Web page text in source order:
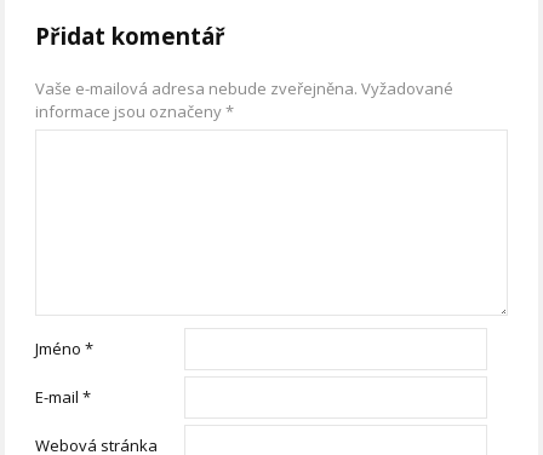
Přidat komentář
Vaše e-mailová adresa nebude zveřejněna. Vyžadované
informace jsou označeny*
Jméno*
E-mail*
Webová stránka